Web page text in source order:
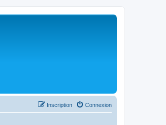
Connexion
Inscription